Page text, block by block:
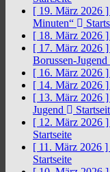
[ 19. März 2026 ]
Minuten“
[ 18. März 2026 ]
[ 17. März 2026 ]
Borussen-Jugend
[ 16. März 2026 ]
[ 14. März 2026 ]
[ 13. März 2026 ]
Jugend
[ 12. März 2026 ]
Startseite
[ 11. März 2026 ]
Startseite